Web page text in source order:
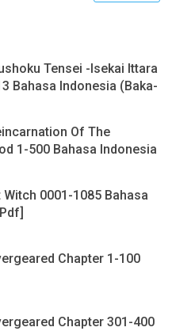
Tensei -Isekai Ittara
Bahasa Indonesia (Baka-
Of The
1-500 Bahasa Indonesia
Witch 0001-1085 Bahasa
Chapter 1-100
Chapter 301-400